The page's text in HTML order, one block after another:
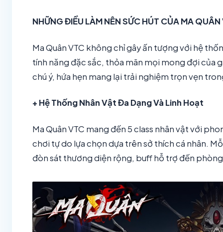
NHỮNG ĐIỀU LÀM NÊN SỨC HÚT CỦA MA QUÂN
Ma Quân VTC không chỉ gây ấn tượng với hệ
tính năng đặc sắc, thỏa mãn mọi mong đợi của
chú ý, hứa hẹn mang lại trải nghiệm trọn vẹn
+ Hệ Thống Nhân Vật Đa Dạng Và Linh Hoạt
Ma Quân VTC mang đến 5 class nhân vật với
chơi tự do lựa chọn dựa trên sở thích cá nhân.
đòn sát thương diện rộng, buff hỗ trợ đến